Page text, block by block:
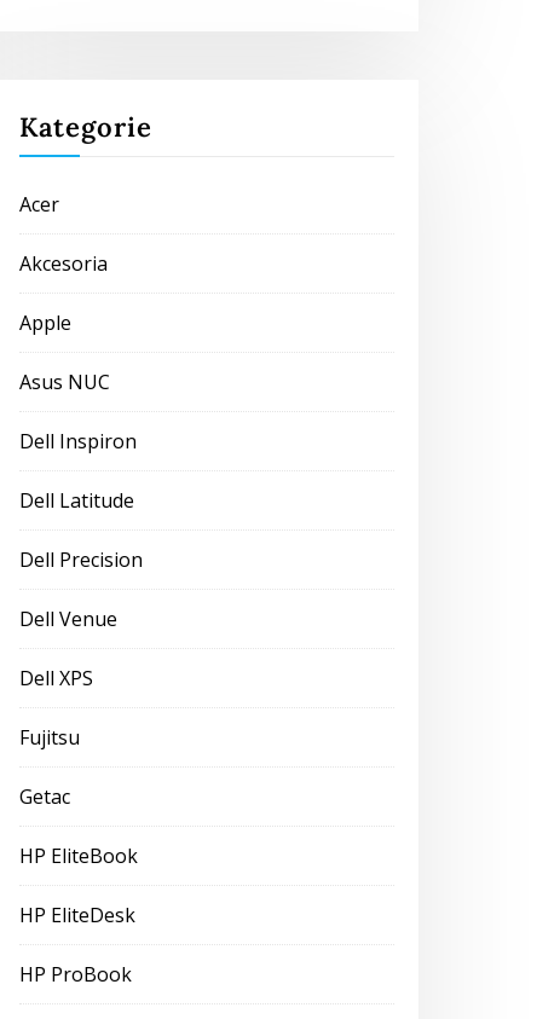
Kategorie
Acer
Akcesoria
Apple
Asus NUC
Dell Inspiron
Dell Latitude
Dell Precision
Dell Venue
Dell XPS
Fujitsu
Getac
HP EliteBook
HP EliteDesk
HP ProBook